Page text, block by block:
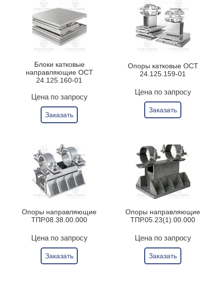
Блоки катковые
направляющие ОСТ
24.125.160-01
Цена по запросу
Заказать
Опоры катковые ОСТ
24.125.159-01
Цена по запросу
Заказать
Опоры направляющие
ТПР.08.38.00.000
Цена по запросу
Заказать
Опоры направляющие
ТПР.05.23(1).00.000
Цена по запросу
Заказать